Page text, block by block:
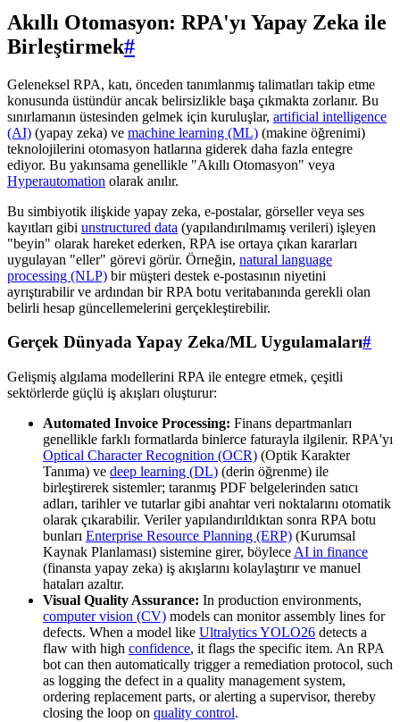
Akıllı Otomasyon: RPA'yı Yapay Zeka ile
Birleştirmek#
Geleneksel RPA, katı, önceden tanımlanmış talimatları takip etme
konusunda üstündür ancak belirsizlikle başa çıkmakta zorlanır. Bu
sınırlamanın üstesinden gelmek için kuruluşlar, artificial intelligence
(AI) (yapay zeka) ve machine learning (ML) (makine öğrenimi)
teknolojilerini otomasyon hatlarına giderek daha fazla entegre
ediyor. Bu yakınsama genellikle "Akıllı Otomasyon" veya
Hyperautomation olarak anılır.
Bu simbiyotik ilişkide yapay zeka, e-postalar, görseller veya ses
kayıtları gibi unstructured data (yapılandırılmamış verileri) işleyen
"beyin" olarak hareket ederken, RPA ise ortaya çıkan kararları
uygulayan "eller" görevi görür. Örneğin, natural language
processing (NLP) bir müşteri destek e-postasının niyetini
ayrıştırabilir ve ardından bir RPA botu veritabanında gerekli olan
belirli hesap güncellemelerini gerçekleştirebilir.
Gerçek Dünyada Yapay Zeka/ML Uygulamaları#
Gelişmiş algılama modellerini RPA ile entegre etmek, çeşitli
sektörlerde güçlü iş akışları oluşturur:
Automated Invoice Processing: Finans departmanları
genellikle farklı formatlarda binlerce faturayla ilgilenir. RPA'yı
Optical Character Recognition (OCR) (Optik Karakter
Tanıma) ve deep learning (DL) (derin öğrenme) ile
birleştirerek sistemler; taranmış PDF belgelerinden satıcı
adları, tarihler ve tutarlar gibi anahtar veri noktalarını otomatik
olarak çıkarabilir. Veriler yapılandırıldıktan sonra RPA botu
bunları Enterprise Resource Planning (ERP) (Kurumsal
Kaynak Planlaması) sistemine girer, böylece AI in finance
(finansta yapay zeka) iş akışlarını kolaylaştırır ve manuel
hataları azaltır.
Visual Quality Assurance: In production environments,
computer vision (CV) models can monitor assembly lines for
defects. When a model like Ultralytics YOLO26 detects a
flaw with high confidence, it flags the specific item. An RPA
bot can then automatically trigger a remediation protocol, such
as logging the defect in a quality management system,
ordering replacement parts, or alerting a supervisor, thereby
closing the loop on quality control.